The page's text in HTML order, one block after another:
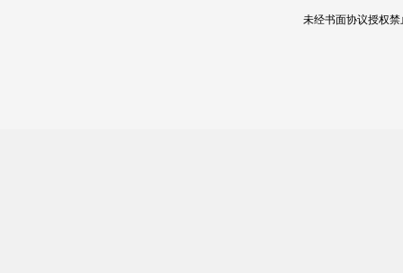
未经书面协议授权